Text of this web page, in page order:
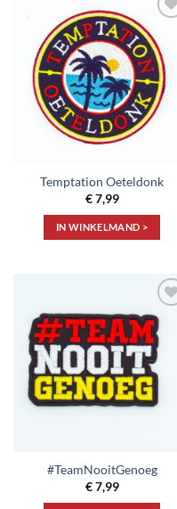
Toevoegen
aan
verlanglijst
Temptation Oeteldonk
€7,99
IN WINKELMAND >
Toevoegen
aan
verlanglijst
#TeamNooitGenoeg
€7,99